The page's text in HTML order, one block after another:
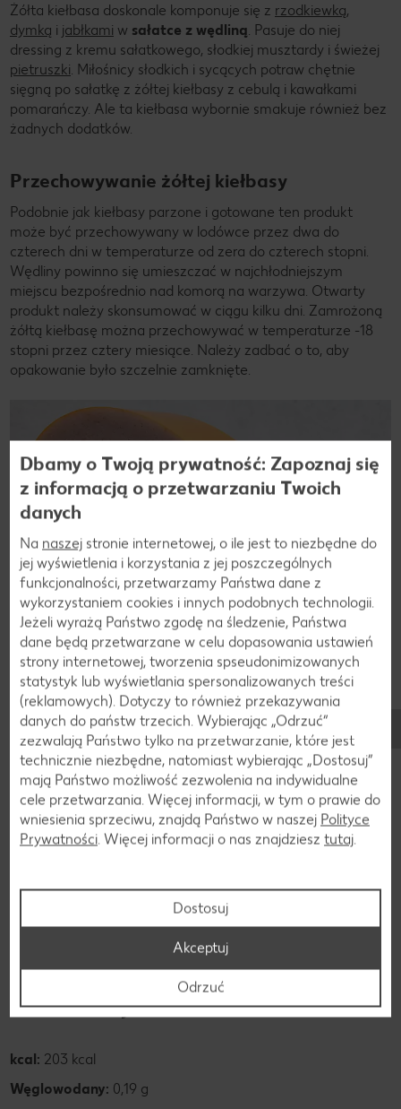
Żółta kiełbasa doskonale komponuje się z rzodkiewką,
dymką i jabłkami w sałatce z wędliną . Pasuje do niej
dressing z kremu sałatkowego, słodkiej musztardy i świeżej
pietruszki . Miłośnicy słodkich i sycących potraw chętnie
sięgną po sałatkę z żółtej kiełbasy z cebulą i kawałkami
pomarańczy. Ale ta kiełbasa wybornie smakuje również bez
żadnych dodatków.
Przechowywanie żółtej kiełbasy
Podobnie jak kiełbasy parzone i gotowane ten produkt
może być przechowywany w lodówce przez dwa do
czterech dni w temperaturze od zera do czterech stopni.
Wędliny powinno się umieszczać w najchłodniejszym
miejscu bezpośrednio nad komorą na warzywa. Otwarty
produkt należy skonsumować w ciągu kilku dni. Zamrożoną
żółtą kiełbasę można przechowywać w temperaturze -18
stopni przez cztery miesiące. Należy zadbać o to, aby
opakowanie było szczelnie zamknięte.
Składniki
Skład żółtej kiełbasy
homocysteiny. Natomiast wapń i magnez wzmacniają serce,
Wartość odżywcza
kcal: 203 kcal
Węglowodany: 0,19 g
Dbamy o Twoją prywatność: Zapoznaj się
z informacją o przetwarzaniu Twoich
danych
Na naszej stronie internetowej, o ile jest to niezbędne do
jej wyświetlenia i korzystania z jej poszczególnych
funkcjonalności, przetwarzamy Państwa dane z
wykorzystaniem cookies i innych podobnych technologii.
Jeżeli wyrażą Państwo zgodę na śledzenie, Państwa
dane będą przetwarzane w celu dopasowania ustawień
strony internetowej, tworzenia spseudonimizowanych
statystyk lub wyświetlania spersonalizowanych treści
(reklamowych). Dotyczy to również przekazywania
danych do państw trzecich. Wybierając „Odrzuć“
zezwalają Państwo tylko na przetwarzanie, które jest
technicznie niezbędne, natomiast wybierając „Dostosuj”
mają Państwo możliwość zezwolenia na indywidualne
cele przetwarzania. Więcej informacji, w tym o prawie do
wniesienia sprzeciwu, znajdą Państwo w naszej Polityce
Prywatności. Więcej informacji o nas znajdziesz tutaj.
Dostosuj
Odrzuć
Akceptuj